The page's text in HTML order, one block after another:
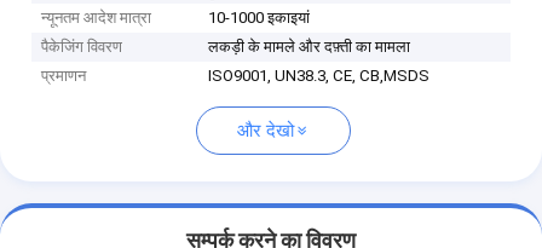
न्यूनतम आदेश मात्रा
10-1000 इकाइयां
पैकेजिंग विवरण
लकड़ी के मामले और दफ़्ती का मामला
प्रमाणन
ISO9001, UN38.3, CE, CB,MSDS
और देखो
सम्पर्क करने का विवरण